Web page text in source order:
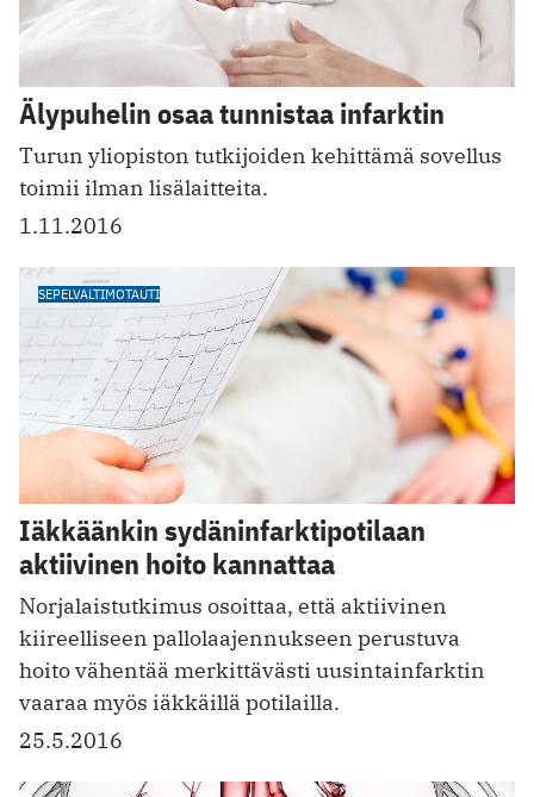
Älypuhelin osaa tunnistaa infarktin
Turun yliopiston tutkijoiden kehittämä sovellus
toimii ilman lisälaitteita.
1.11.2016
SEPELVALTIMOTAUTI
Iäkkäänkin sydäninfarktipotilaan
aktiivinen hoito kannattaa
Norjalaistutkimus osoittaa, että aktiivinen
kiireelliseen pallolaajennukseen perustuva
hoito vähentää merkittävästi uusintainfarktin
vaaraa myös iäkkäillä potilailla.
25.5.2016